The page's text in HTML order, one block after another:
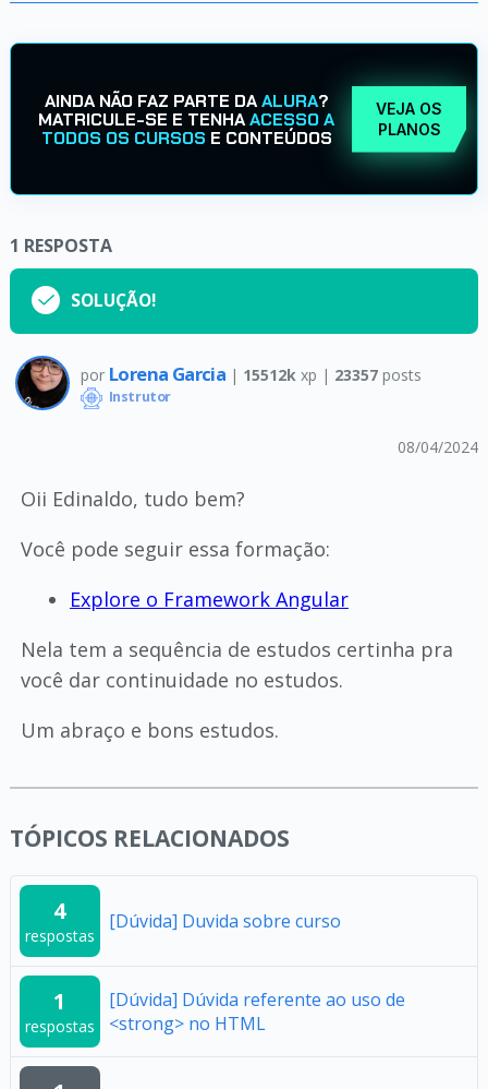
AINDA NÃO FAZ PARTE DAALURA?
MATRICULE-SE E TENHAACESSO A
TODOS OS CURSOS E CONTEÚDOS
VEJA OS
PLANOS
1 RESPOSTA
SOLUÇÃO!
por Lorena Garcia | 15512k xp | 23357posts
Instrutor
08/04/2024
Oii Edinaldo, tudo bem?
Você pode seguir essa formação:
Explore o Framework Angular
Nela tem a sequência de estudos certinha pra
você dar continuidade no estudos.
Um abraço e bons estudos.
TÓPICOS RELACIONADOS
4
respostas
[Dúvida] Duvida sobre curso
1
respostas
[Dúvida] Dúvida referente ao uso de
<strong> no HTML